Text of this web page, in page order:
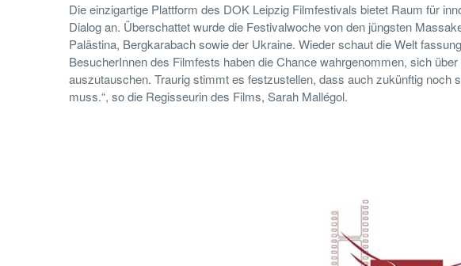
Die einzigartige Plattform des DOK Leipzig Filmfestivals bietet Raum für
Dialog an. Überschattet wurde die Festivalwoche von den jüngsten
Palästina, Bergkarabach sowie der Ukraine. Wieder schaut die Welt
BesucherInnen des Filmfests haben die Chance wahrgenommen, sich
auszutauschen. Traurig stimmt es festzustellen, dass auch zukünftig noch
muss.“, so die Regisseurin des Films, Sarah Mallégol.